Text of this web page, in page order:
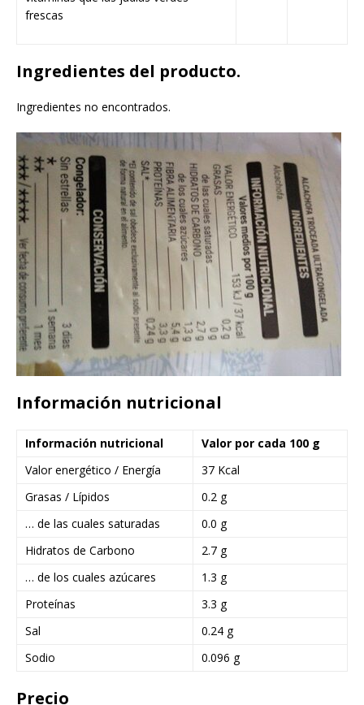
frescas
Ingredientes del producto.
Ingredientes no encontrados.
Información nutricional
Información nutricional
Valor por cada 100 g
Valor energético / Energía
37 Kcal
Grasas / Lípidos
0.2 g
… de las cuales saturadas
0.0 g
Hidratos de Carbono
2.7 g
… de los cuales azúcares
1.3 g
Proteínas
3.3 g
Sal
0.24 g
Sodio
0.096 g
Precio